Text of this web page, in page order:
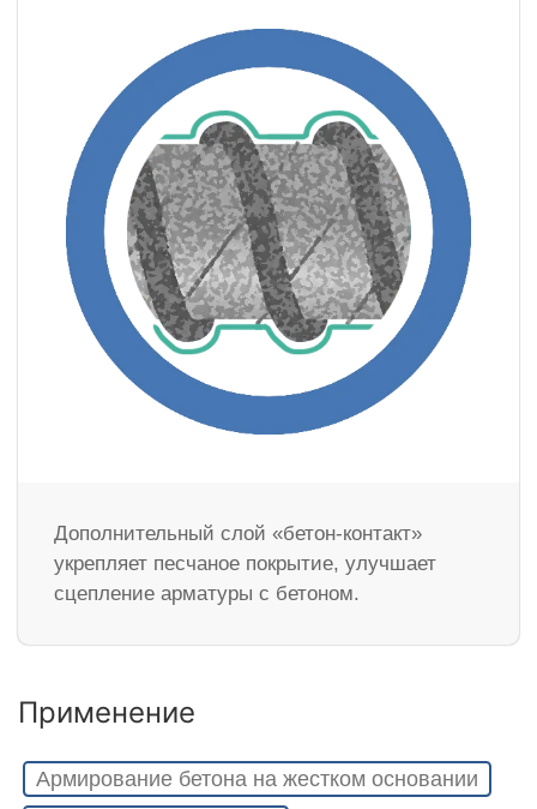
Дополнительный слой «бетон-контакт»
укрепляет песчаное покрытие, улучшает
сцепление арматуры с бетоном.
Применение
Армирование бетона на жестком основании